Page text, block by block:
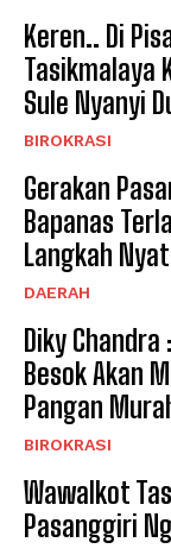
Keren.. Di
Tasikmalaya
Sule Nyanyi
BIROKRASI
Gerakan
Bapanas
Langkah
DAERAH
Diky
Besok Akan
Pangan
BIROKRASI
Wawalkot
Pasanggiri